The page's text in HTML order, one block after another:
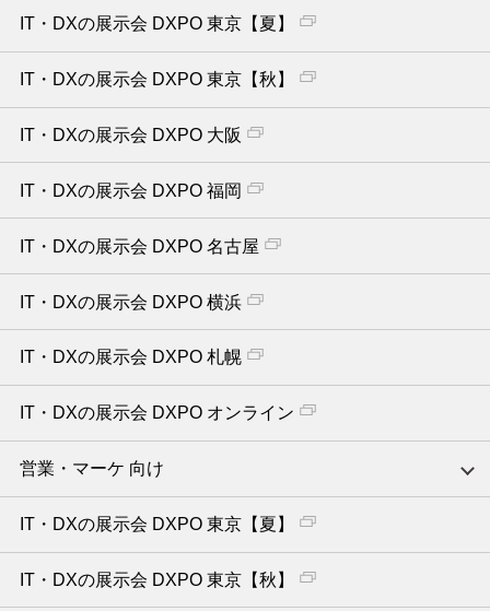
IT・DXの展示会 DXPO 東京【夏】
IT・DXの展示会 DXPO 東京【秋】
IT・DXの展示会 DXPO 大阪
IT・DXの展示会 DXPO 福岡
IT・DXの展示会 DXPO 名古屋
IT・DXの展示会 DXPO 横浜
IT・DXの展示会 DXPO 札幌
IT・DXの展示会 DXPO オンライン
営業・マーケ 向け
IT・DXの展示会 DXPO 東京【夏】
IT・DXの展示会 DXPO 東京【秋】